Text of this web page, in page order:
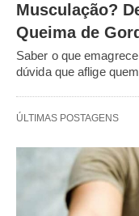
Musculação?
Queima de
Saber o que
dúvida que aflige
ÚLTIMAS POSTAGENS